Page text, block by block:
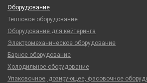
Оборудование
Тепловое оборудование
Оборудование для кейтеринга
Электромеханическое оборудование
Барное оборудование
Холодильное оборудование
Упаковочное, дозирующее, фасовочное